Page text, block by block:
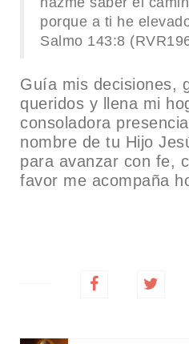
porque a ti he
Salmo 143:8
Guía mis decisiones,
queridos y llena mi
consoladora
nombre de tu Hijo
para avanzar con fe,
favor me acompaña